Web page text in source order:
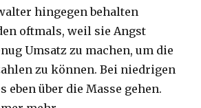
hingegen behalten
oftmals, weil sie Angst
Umsatz zu machen, um die
zu können. Bei niedrigen
eben über die Masse gehen.